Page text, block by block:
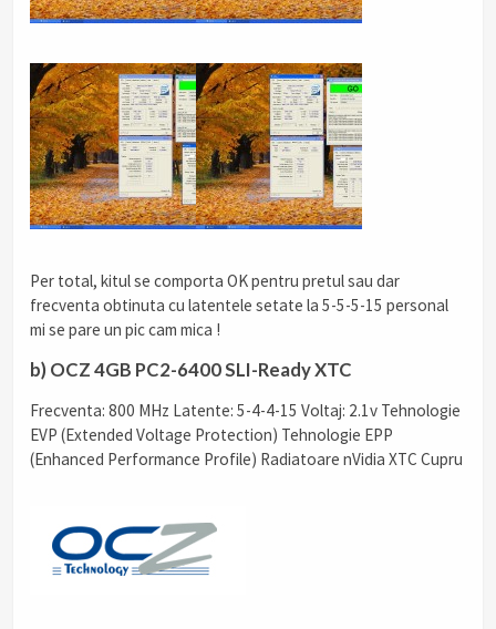
Per total, kitul se comporta OK pentru pretul sau dar
frecventa obtinuta cu latentele setate la 5-5-5-15 personal
mi se pare un pic cam mica !
b) OCZ 4GB PC2-6400 SLI-Ready XTC
Frecventa: 800 MHz Latente: 5-4-4-15 Voltaj: 2.1v Tehnologie
EVP (Extended Voltage Protection) Tehnologie EPP
(Enhanced Performance Profile) Radiatoare nVidia XTC Cupru